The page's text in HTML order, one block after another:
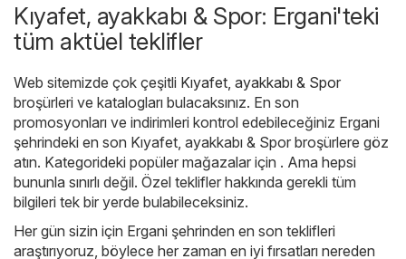
Kıyafet, ayakkabı & Spor: Ergani'teki
tüm aktüel teklifler
Web sitemizde çok çeşitli Kıyafet, ayakkabı & Spor
broşürleri ve katalogları bulacaksınız. En son
promosyonları ve indirimleri kontrol edebileceğiniz Ergani
şehrindeki en son Kıyafet, ayakkabı & Spor broşürlere göz
atın. Kategorideki popüler mağazalar için . Ama hepsi
bununla sınırlı değil. Özel teklifler hakkında gerekli tüm
bilgileri tek bir yerde bulabileceksiniz.
Her gün sizin için Ergani şehrinden en son teklifleri
araştırıyoruz, böylece her zaman en iyi fırsatları nereden